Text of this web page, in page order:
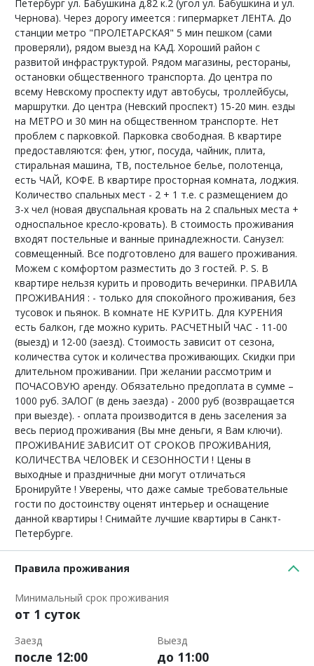
Петербург ул. Бабушкина д.82 к.2 (угол ул. Бабушкина и ул.
Чернова). Через дорогу имеется : гипермаркет ЛЕНТА. До
станции метро "ПРОЛЕТАРСКАЯ" 5 мин пешком (сами
проверяли), рядом выезд на КАД. Хороший район с
развитой инфраструктурой. Рядом магазины, рестораны,
остановки общественного транспорта. До центра по
всему Невскому проспекту идут автобусы, троллейбусы,
маршрутки. До центра (Невский проспект) 15-20 мин. езды
на МЕТРО и 30 мин на общественном транспорте. Нет
проблем с парковкой. Парковка свободная. В квартире
предоставляются: фен, утюг, посуда, чайник, плита,
стиральная машина, ТВ, постельное белье, полотенца,
есть ЧАЙ, КОФЕ. В квартире просторная комната, лоджия.
Количество спальных мест - 2 + 1 т.е. с размещением до
3-х чел (новая двуспальная кровать на 2 спальных места +
односпальное кресло-кровать). В стоимость проживания
входят постельные и ванные принадлежности. Санузел:
совмещенный. Все подготовлено для вашего проживания.
Можем с комфортом разместить до 3 гостей. P. S. В
квартире нельзя курить и проводить вечеринки. ПРАВИЛА
ПРОЖИВАНИЯ : - только для спокойного проживания, без
тусовок и пьянок. В комнате НЕ КУРИТЬ. Для КУРЕНИЯ
есть балкон, где можно курить. РАСЧЕТНЫЙ ЧАС - 11-00
(выезд) и 12-00 (заезд). Стоимость зависит от сезона,
количества суток и количества проживающих. Скидки при
длительном проживании. При желании рассмотрим и
ПОЧАСОВУЮ аренду. Обязательно предоплата в сумме –
1000 руб. ЗАЛОГ (в день заезда) - 2000 руб (возвращается
при выезде). - оплата производится в день заселения за
весь период проживания (Вы мне деньги, я Вам ключи).
ПРОЖИВАНИЕ ЗАВИСИТ ОТ СРОКОВ ПРОЖИВАНИЯ,
КОЛИЧЕСТВА ЧЕЛОВЕК И СЕЗОННОСТИ ! Цены в
выходные и праздничные дни могут отличаться
Бронируйте ! Уверены, что даже самые требовательные
гости по достоинству оценят интерьер и оснащение
данной квартиры ! Снимайте лучшие квартиры в Санкт-
Петербурге.
Правила проживания
Минимальный срок проживания
от 1 суток
Заезд
после 12:00
Выезд
до 11:00